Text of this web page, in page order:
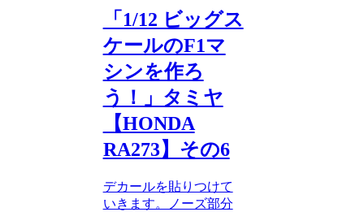
「1/12 ビッグス
ケールのF1マ
シンを作ろ
う！」タミヤ
【HONDA
RA273】その6
デカールを貼りつけて
いきます。ノーズ部分